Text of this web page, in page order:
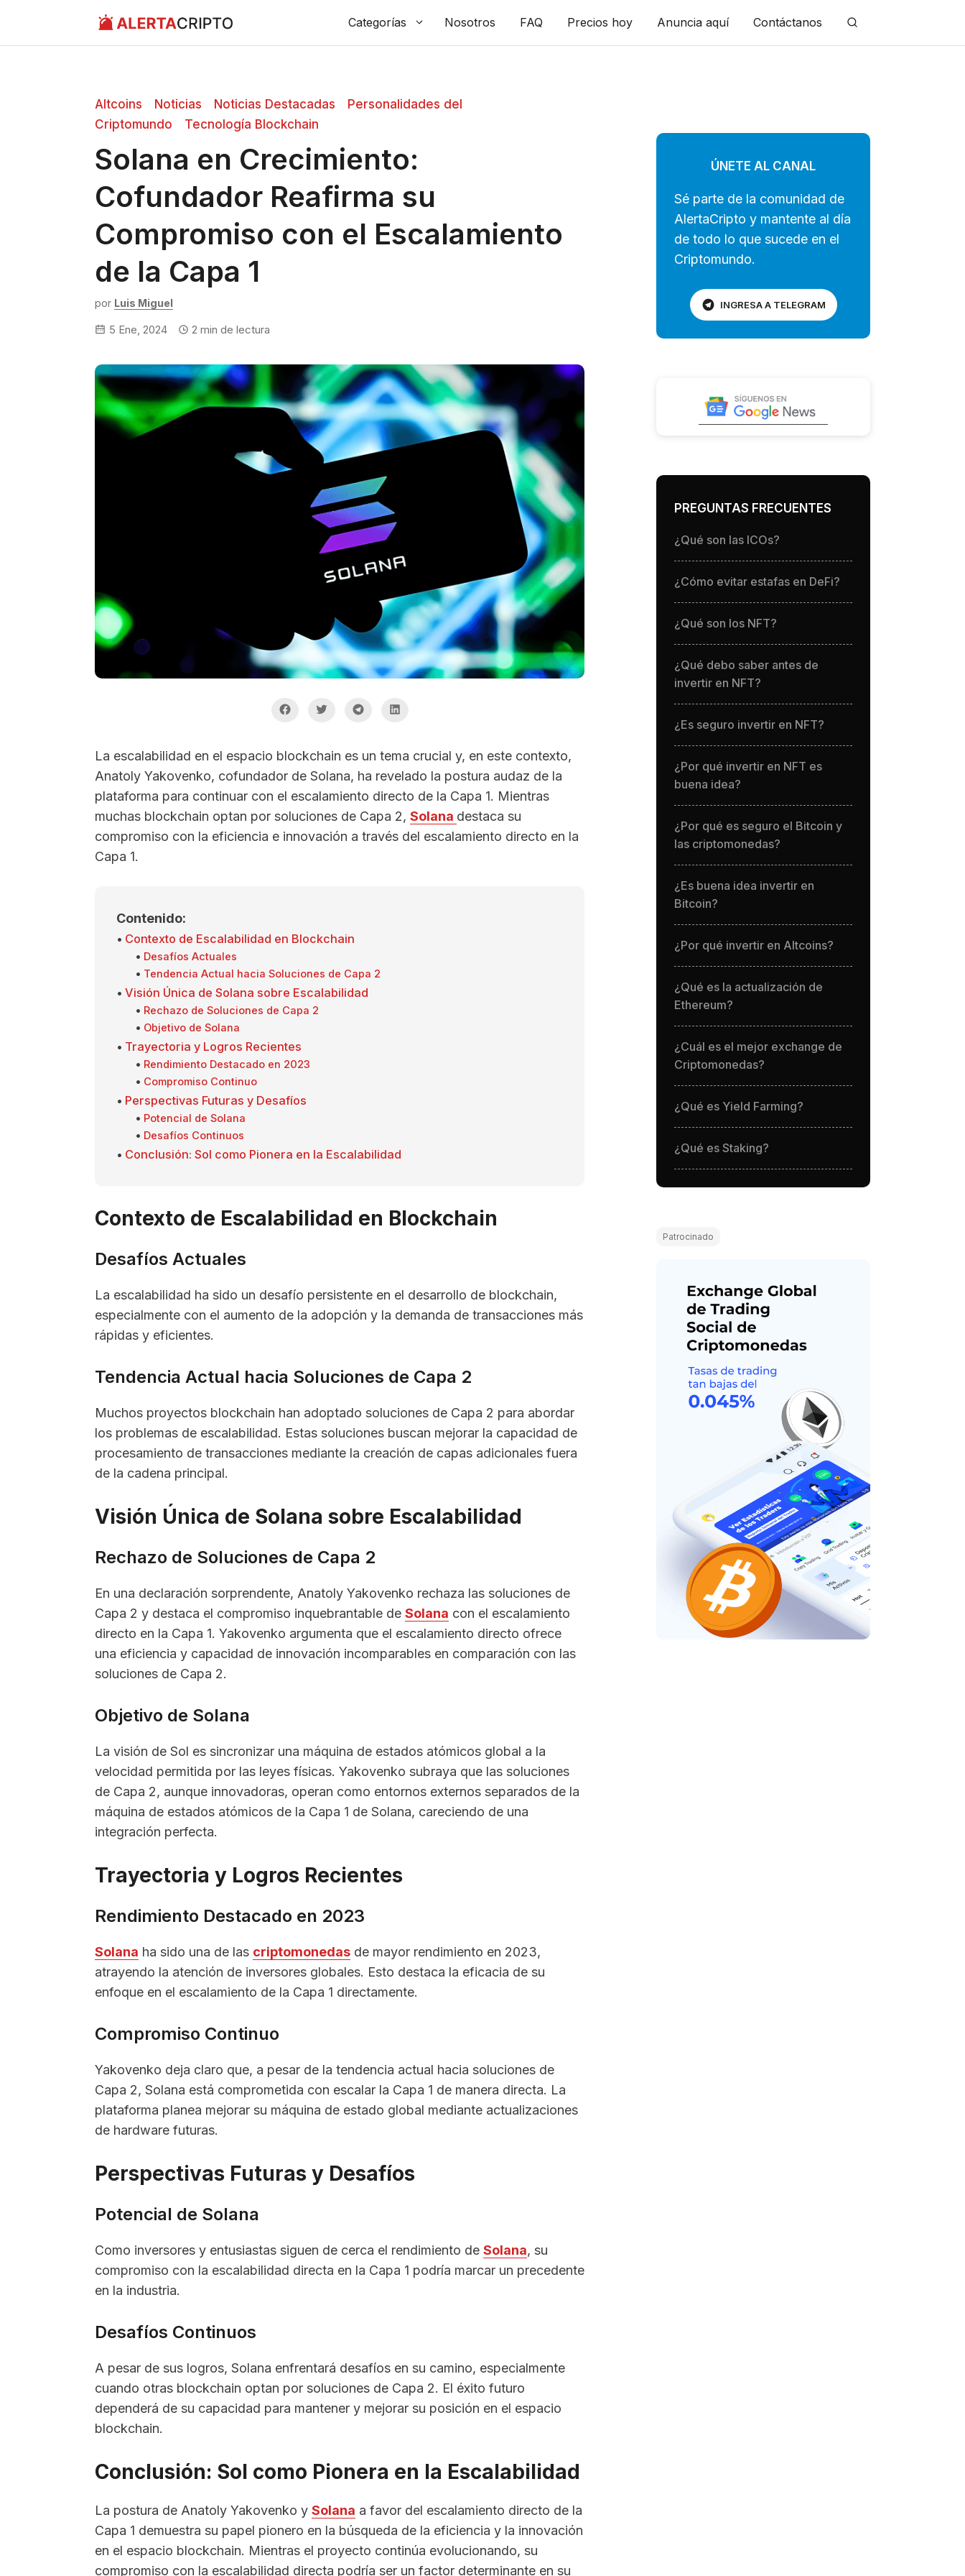
contenido
Categorías Nosotros FAQ Precios hoy Anuncia aquí Contáctanos
Altcoins Noticias Noticias Destacadas
Personalidades del
Criptomundo
Tecnología Blockchain
Solana en Crecimiento:
Cofundador Reafirma su
Compromiso con el Escalamiento
de la Capa 1
por Luis Miguel
5 Ene, 2024 2 min de lectura
La escalabilidad en el espacio blockchain es un tema crucial y, en este contexto,
Anatoly Yakovenko, cofundador de Solana, ha revelado la postura audaz de la
plataforma para continuar con el escalamiento directo de la Capa 1. Mientras
muchas blockchain optan por soluciones de Capa 2, Solana destaca su
compromiso con la eficiencia e innovación a través del escalamiento directo en la
Capa 1.
Contenido:
Contexto de Escalabilidad en Blockchain
Desafíos Actuales
Tendencia Actual hacia Soluciones de Capa 2
Visión Única de Solana sobre Escalabilidad
Rechazo de Soluciones de Capa 2
Objetivo de Solana
Trayectoria y Logros Recientes
Rendimiento Destacado en 2023
Compromiso Continuo
Perspectivas Futuras y Desafíos
Potencial de Solana
Desafíos Continuos
Conclusión: Sol como Pionera en la Escalabilidad
Contexto de Escalabilidad en Blockchain
Desafíos Actuales
La escalabilidad ha sido un desafío persistente en el desarrollo de blockchain,
especialmente con el aumento de la adopción y la demanda de transacciones más
rápidas y eficientes.
Tendencia Actual hacia Soluciones de Capa 2
Muchos proyectos blockchain han adoptado soluciones de Capa 2 para abordar
los problemas de escalabilidad. Estas soluciones buscan mejorar la capacidad de
procesamiento de transacciones mediante la creación de capas adicionales fuera
de la cadena principal.
Visión Única de Solana sobre Escalabilidad
Rechazo de Soluciones de Capa 2
En una declaración sorprendente, Anatoly Yakovenko rechaza las soluciones de
Capa 2 y destaca el compromiso inquebrantable de Solana con el escalamiento
directo en la Capa 1. Yakovenko argumenta que el escalamiento directo ofrece
una eficiencia y capacidad de innovación incomparables en comparación con las
soluciones de Capa 2.
Objetivo de Solana
La visión de Sol es sincronizar una máquina de estados atómicos global a la
velocidad permitida por las leyes físicas. Yakovenko subraya que las soluciones
de Capa 2, aunque innovadoras, operan como entornos externos separados de la
máquina de estados atómicos de la Capa 1 de Solana, careciendo de una
integración perfecta.
Trayectoria y Logros Recientes
Rendimiento Destacado en 2023
Solana ha sido una de las criptomonedas de mayor rendimiento en 2023,
atrayendo la atención de inversores globales. Esto destaca la eficacia de su
enfoque en el escalamiento de la Capa 1 directamente.
Compromiso Continuo
Yakovenko deja claro que, a pesar de la tendencia actual hacia soluciones de
Capa 2, Solana está comprometida con escalar la Capa 1 de manera directa. La
plataforma planea mejorar su máquina de estado global mediante actualizaciones
de hardware futuras.
Perspectivas Futuras y Desafíos
Potencial de Solana
Como inversores y entusiastas siguen de cerca el rendimiento de Solana, su
compromiso con la escalabilidad directa en la Capa 1 podría marcar un precedente
en la industria.
Desafíos Continuos
A pesar de sus logros, Solana enfrentará desafíos en su camino, especialmente
cuando otras blockchain optan por soluciones de Capa 2. El éxito futuro
dependerá de su capacidad para mantener y mejorar su posición en el espacio
blockchain.
Conclusión: Sol como Pionera en la Escalabilidad
La postura de Anatoly Yakovenko y Solana a favor del escalamiento directo de la
Capa 1 demuestra su papel pionero en la búsqueda de la eficiencia y la innovación
en el espacio blockchain. Mientras el proyecto continúa evolucionando, su
compromiso con la escalabilidad directa podría ser un factor determinante en su
ÚNETE AL CANAL
Sé parte de la comunidad de
AlertaCripto y mantente al día
de todo lo que sucede en el
Criptomundo.
INGRESA A TELEGRAM
PREGUNTAS FRECUENTES
¿Qué son las ICOs?
¿Cómo evitar estafas en DeFi?
¿Qué son los NFT?
¿Qué debo saber antes de
invertir en NFT?
¿Es seguro invertir en NFT?
¿Por qué invertir en NFT es
buena idea?
¿Por qué es seguro el Bitcoin y
las criptomonedas?
¿Es buena idea invertir en
Bitcoin?
¿Por qué invertir en Altcoins?
¿Qué es la actualización de
Ethereum?
¿Cuál es el mejor exchange de
Criptomonedas?
¿Qué es Yield Farming?
¿Qué es Staking?
Patrocinado